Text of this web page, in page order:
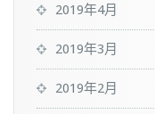
2019年4月
2019年3月
2019年2月